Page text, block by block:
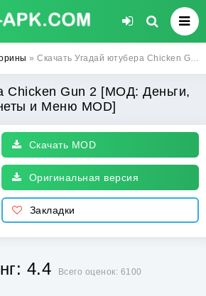
» Скачать Угадай ютубера Chicken Gun 2 [МОД: Деньги, Монеты и Меню MOD] | Взлом Угадай ютубера Chicken Gun 2 на Андроид
Chicken Gun 2 [МОД: Деньги,
и Меню MOD]
Скачать MOD
Оригинальная версия
Закладки
4.4 Всего оценок: 6100